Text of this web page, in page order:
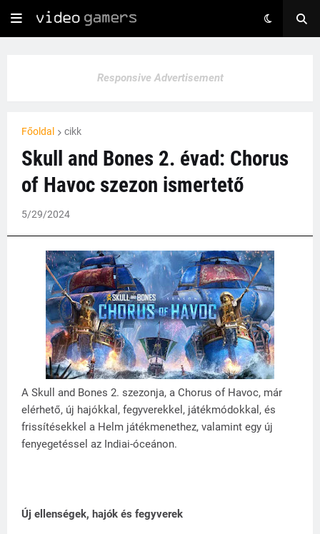
Responsive Advertisement
Főoldal cikk
Skull and Bones 2. évad: Chorus
of Havoc szezon ismertető
5/29/2024
A Skull and Bones 2. szezonja, a Chorus of Havoc, már
elérhető, új hajókkal, fegyverekkel, játékmódokkal, és
frissítésekkel a Helm játékmenethez, valamint egy új
fenyegetéssel az Indiai-óceánon.
Új ellenségek, hajók és fegyverek